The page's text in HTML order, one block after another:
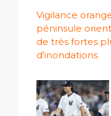
Vigilance
péninsule
de très fortes
d'inondations